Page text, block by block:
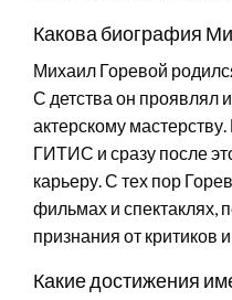
Какова биография
Михаил Горевой
С детства он проявлял
актерскому
ГИТИС и сразу после
карьеру. С тех пор
фильмах и спектаклях,
признания от критиков
Какие достижения